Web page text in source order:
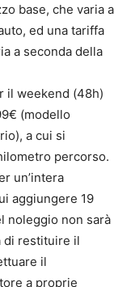
base, che varia a
ed una tariffa
a seconda della
il weekend (48h)
(modello
a cui si
percorso.
un’intera
aggiungere 19
noleggio non sarà
di restituire il
il
a proprie